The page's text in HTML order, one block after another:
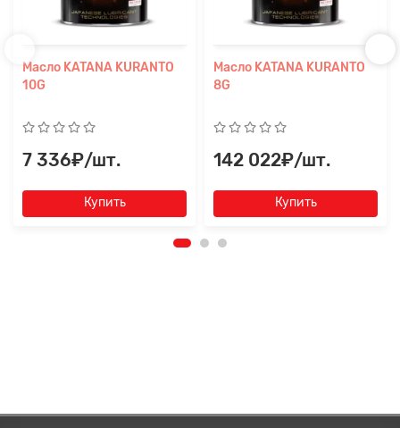
Масло KATANA KURANTO
10G
7 336₽/шт.
Купить
Масло KATANA KURANTO
8G
142 022₽/шт.
Купить